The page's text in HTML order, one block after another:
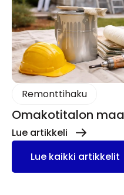
Remonttihaku
Omakotitalon
Lue artikkeli
Lue kaikki artikkelit